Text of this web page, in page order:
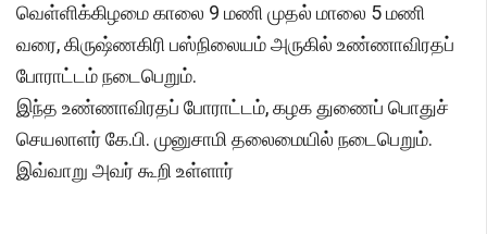
வெள்ளிக்கிழமை காலை 9 மணி முதல் மாலை 5 மணி
வரை, கிருஷ்ணகிரி பஸ்நிலையம் அருகில் உண்ணாவிரதப்
போராட்டம் நடைபெறும்.
இந்த உண்ணாவிரதப் போராட்டம், கழக துணைப் பொதுச்
செயலாளர் கே.பி. முனுசாமி தலைமையில் நடைபெறும்.
இவ்வாறு அவர் கூறி உள்ளார்